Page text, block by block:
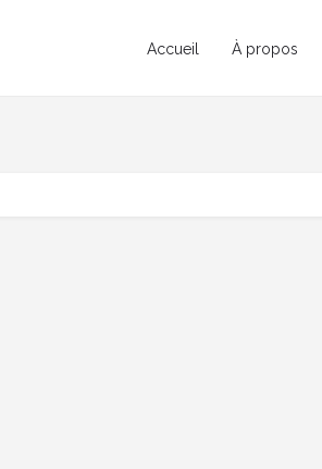
Accueil À propos